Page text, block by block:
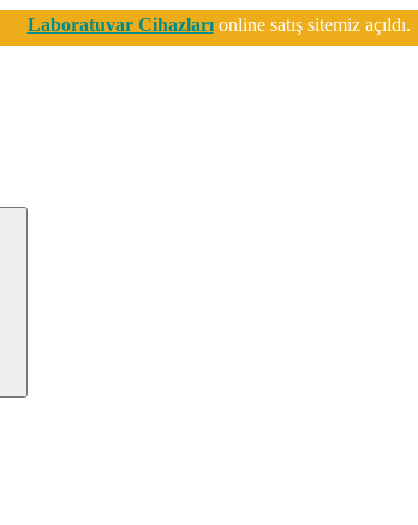
Laboratuvar Cihazlarıonline satış sitemiz açıldı.